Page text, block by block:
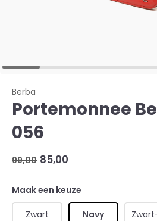
Berba
Portemonnee
056
99,00 85,00
Maak een keuze
Zwart Navy